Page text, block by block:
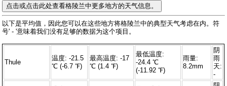
点击或点击此处查看格陵兰中更多地方的天气信息。
以下是平均值，因此您可以在这些地方将格陵兰中的典型天气考虑在内。符
号' - '意味着我们没有足够的数据为这个项目。
Thule
温度: -21.5
℃ (-6.7 ℉)
最高温度: -17
℃ (1.4 ℉)
最低温度:
-24.4 ℃
(-11.92 ℉)
雨量:
8.2mm
阴
雨
天:
-